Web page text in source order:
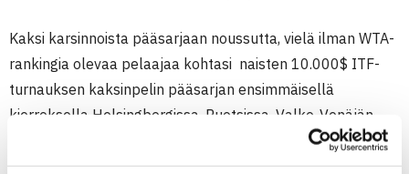
Kaksi karsinnoista pääsarjaan noussutta, vielä ilman WTA-
rankingia olevaa pelaajaa kohtasi naisten 10.000$ ITF-
turnauksen kaksinpelin pääsarjan ensimmäisellä
kierroksella Helsingborgissa, Ruotsissa. Valko-Venäjän
suoraan
kahdessa erässä.